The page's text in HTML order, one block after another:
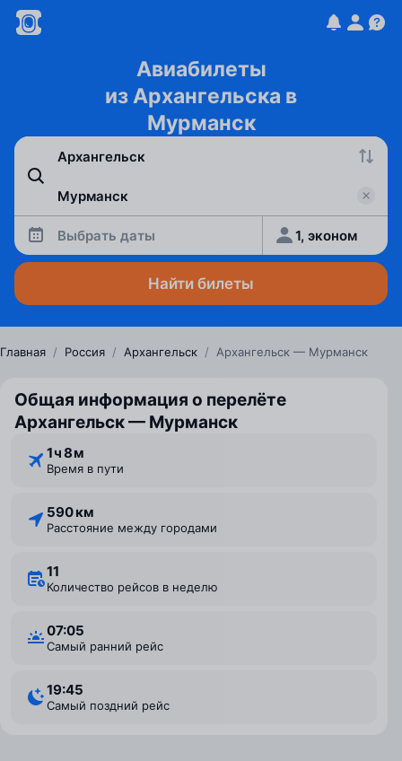
Авиабилеты
из Архангельска в
Мурманск
Выбрать даты 1, эконом
Найти билеты
Главная / Россия / Архангельск / Архангельск — Мурманск
Общая информация о перелёте
Архангельск — Мурманск
1 ⁠ч 8 ⁠м
Время в пути
590 км
Расстояние между городами
11
Количество рейсов в неделю
07:05
Самый ранний рейс
19:45
Самый поздний рейс